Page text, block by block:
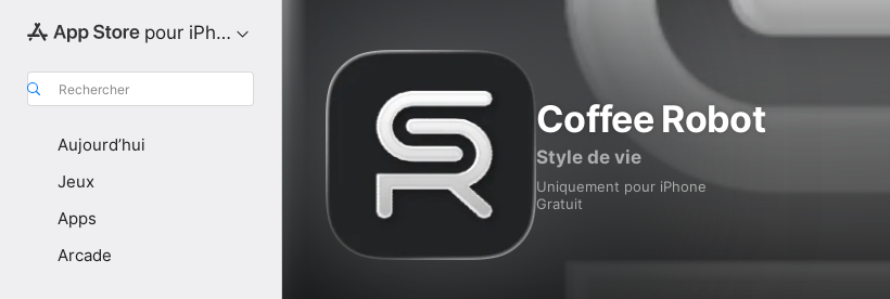
pour iPhone
Rechercher
Aujourd’hui
Jeux
Apps
Arcade
Coffee Robot
Style de vie
Uniquement pour iPhone
Gratuit